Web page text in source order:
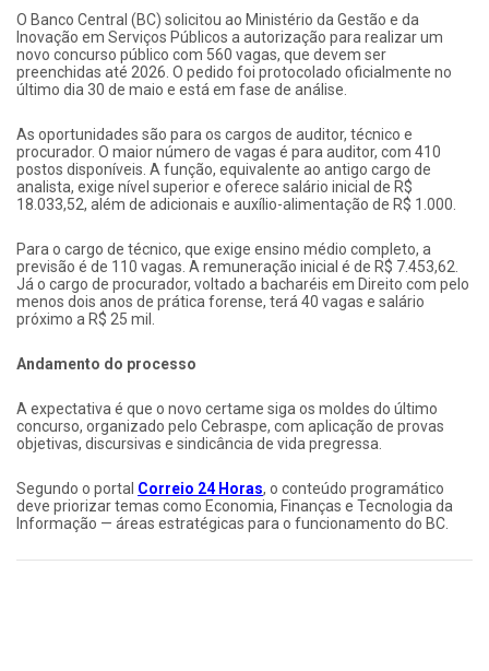
O Banco Central (BC) solicitou ao Ministério da Gestão e da
Inovação em Serviços Públicos a autorização para realizar um
novo concurso público com 560 vagas, que devem ser
preenchidas até 2026. O pedido foi protocolado oficialmente no
último dia 30 de maio e está em fase de análise.
As oportunidades são para os cargos de auditor, técnico e
procurador. O maior número de vagas é para auditor, com 410
postos disponíveis. A função, equivalente ao antigo cargo de
analista, exige nível superior e oferece salário inicial de R$
18.033,52, além de adicionais e auxílio-alimentação de R$ 1.000.
Para o cargo de técnico, que exige ensino médio completo, a
previsão é de 110 vagas. A remuneração inicial é de R$ 7.453,62.
Já o cargo de procurador, voltado a bacharéis em Direito com pelo
menos dois anos de prática forense, terá 40 vagas e salário
próximo a R$ 25 mil.
Andamento do processo
A expectativa é que o novo certame siga os moldes do último
concurso, organizado pelo Cebraspe, com aplicação de provas
objetivas, discursivas e sindicância de vida pregressa.
Segundo o portal Correio 24 Horas, o conteúdo programático
deve priorizar temas como Economia, Finanças e Tecnologia da
Informação — áreas estratégicas para o funcionamento do BC.